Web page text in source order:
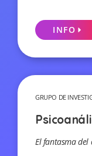
INFO
GRUPO DE
El fantasma del